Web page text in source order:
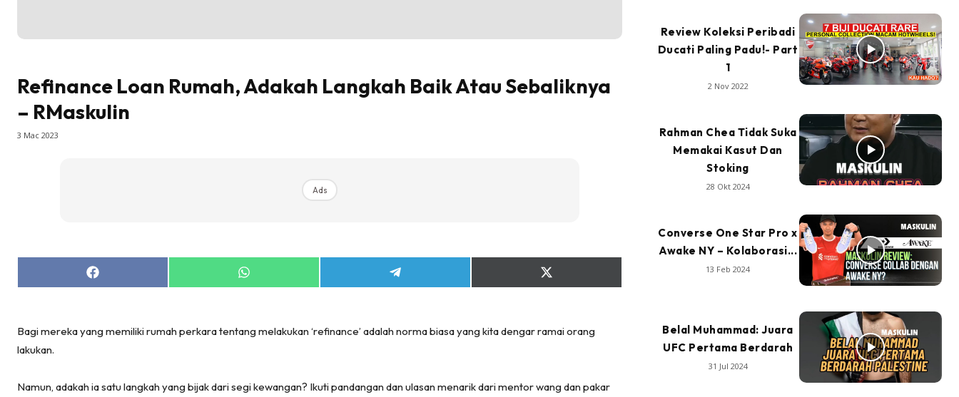
Refinance Loan Rumah, Adakah Langkah Baik Atau Sebaliknya
– RMaskulin
3 Mac 2023
Ads
Share
on
Share
on
Share
on
Share
on
Bagi mereka yang memiliki rumah perkara tentang melakukan ‘refinance’ adalah norma biasa yang kita dengar ramai orang
lakukan.
Namun, adakah ia satu langkah yang bijak dari segi kewangan? Ikuti pandangan dan ulasan menarik dari mentor wang dan pakar
Review Koleksi Peribadi
Ducati Paling Padu!- Part
1
2 Nov 2022
Rahman Chea Tidak Suka
Memakai Kasut Dan
Stoking
28 Okt 2024
Converse One Star Pro x
Awake NY – Kolaborasi...
13 Feb 2024
Belal Muhammad: Juara
UFC Pertama Berdarah
31 Jul 2024